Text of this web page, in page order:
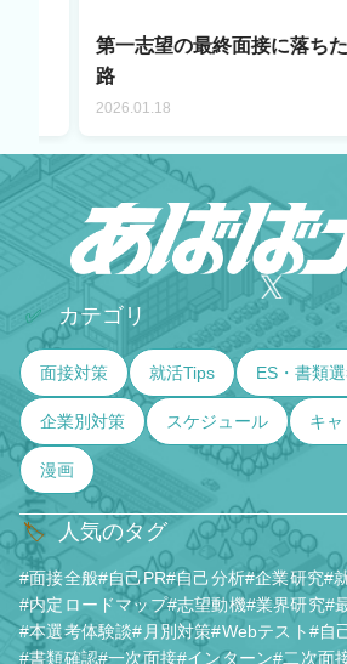
第一志望の最終面接に落ち
路
2026.01.18
✅ カテゴリ
面接対策 就活Tips ES・書類
企業別対策 スケジュール キャ
漫画
🏷️ 人気のタグ
#面接全般#自己PR#自己分析#企業研究#
#内定ロードマップ#志望動機#業界研究#
#本選考体験談#月別対策#Webテスト#自
#書類確認#一次面接#インターン#二次面